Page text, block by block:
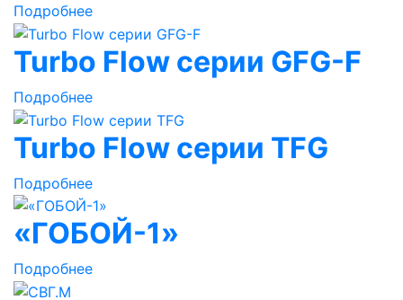
Подробнее
Turbo Flow серии GFG-F
Подробнее
Turbo Flow серии TFG
Подробнее
«ГОБОЙ-1»
Подробнее